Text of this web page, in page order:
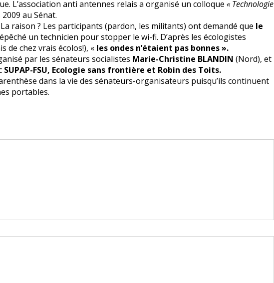
L’association anti antennes relais a organisé un colloque « Technologie
au Sénat.
raison ? Les participants (pardon, les militants) ont demandé que le
un technicien pour stopper le wi-fi. D’après les écologistes
de chez vrais écolos!), « les ondes n’étaient pas bonnes ».
par les sénateurs socialistes Marie-Christine BLANDIN (Nord), et
SUPAP-FSU, Ecologie sans frontière et Robin des Toits.
dans la vie des sénateurs-organisateurs puisqu’ils continuent
portables.